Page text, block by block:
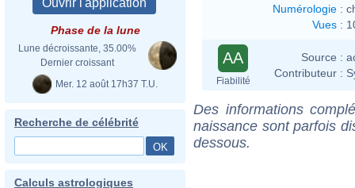
Phase de la lune
Lune décroissante, 35.00%
Dernier croissant
Mer. 12 août 17h37 T.U.
Recherche de célébrité
Calculs astrologiques
Numérologie :
Vues :
AA
Fiabilité
Source :
Contributeur :
Des informations
naissance sont parfois
dessous.